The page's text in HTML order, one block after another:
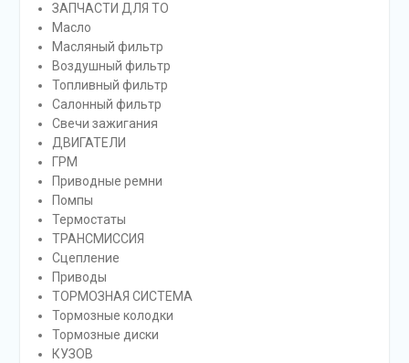
ЗАПЧАСТИ ДЛЯ ТО
Масло
Масляный фильтр
Воздушный фильтр
Топливный фильтр
Салонный фильтр
Свечи зажигания
ДВИГАТЕЛИ
ГРМ
Приводные ремни
Помпы
Термостаты
ТРАНСМИССИЯ
Сцепление
Приводы
ТОРМОЗНАЯ СИСТЕМА
Тормозные колодки
Тормозные диски
КУЗОВ